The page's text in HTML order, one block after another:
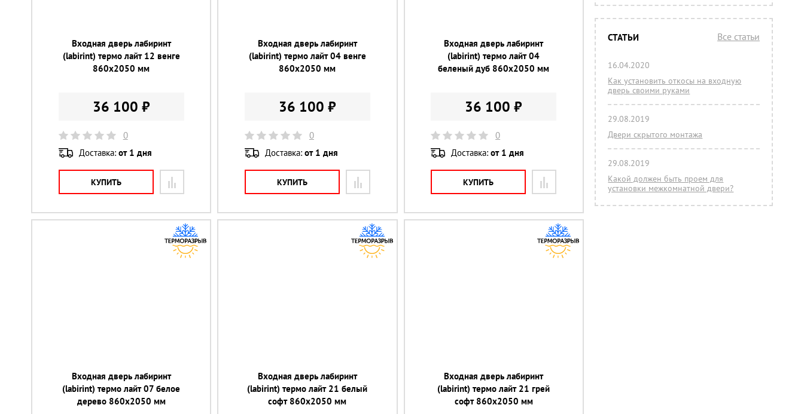
Входная дверь лабиринт
(labirint) термо лайт 12 венге
860х2050 мм
36 100 ₽
0
Доставка: от 1 дня
КУПИТЬ
Входная дверь лабиринт
(labirint) термо лайт 04 венге
860х2050 мм
36 100 ₽
0
Доставка: от 1 дня
КУПИТЬ
Входная дверь лабиринт
(labirint) термо лайт 04
беленый дуб 860х2050 мм
36 100 ₽
0
Доставка:от 1 дня
КУПИТЬ
Входная дверь лабиринт
(labirint) термо лайт 07 белое
дерево 860х2050 мм
Входная дверь лабиринт
(labirint) термо лайт 21 белый
софт 860х2050 мм
Входная дверь лабиринт
(labirint) термо лайт 21 грей
софт 860х2050 мм
СТАТЬИ Все статьи
16.04.2020
Как установить откосы на входную
дверь своими руками
29.08.2019
Двери скрытого монтажа
29.08.2019
Какой должен быть проем для
установки межкомнатной двери?